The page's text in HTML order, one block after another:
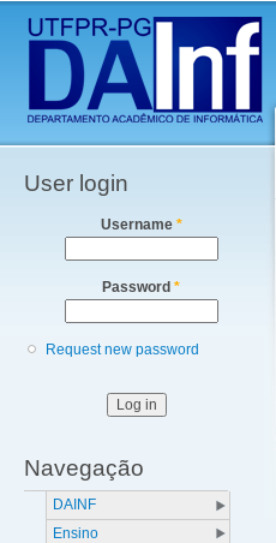
Main menu
User login
Username *
Password *
Request new password
Navegação
DAINF
Ensino